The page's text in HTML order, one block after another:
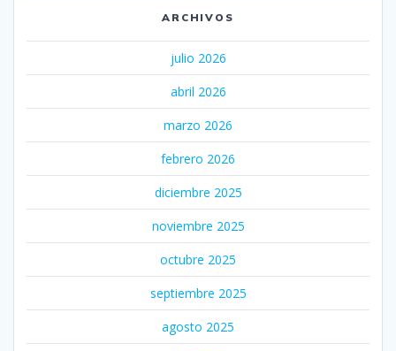
ARCHIVOS
julio 2026
abril 2026
marzo 2026
febrero 2026
diciembre 2025
noviembre 2025
octubre 2025
septiembre 2025
agosto 2025